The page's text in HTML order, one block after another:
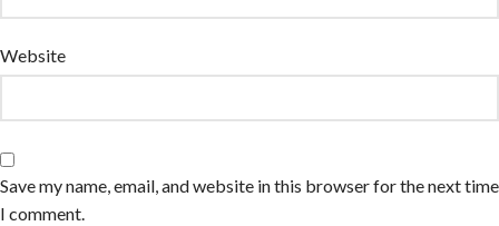
Website
Save my name, email, and website in this browser for the next time
I comment.